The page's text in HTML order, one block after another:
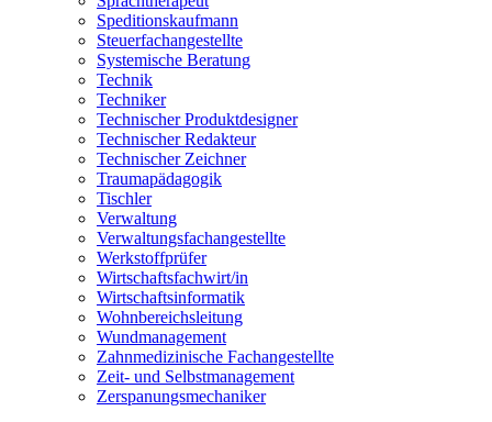
Speditionskaufmann
Steuerfachangestellte
Systemische Beratung
Technik
Techniker
Technischer Produktdesigner
Technischer Redakteur
Technischer Zeichner
Traumapädagogik
Tischler
Verwaltung
Verwaltungsfachangestellte
Werkstoffprüfer
Wirtschaftsfachwirt/in
Wirtschaftsinformatik
Wohnbereichsleitung
Wundmanagement
Zahnmedizinische Fachangestellte
Zeit- und Selbstmanagement
Zerspanungsmechaniker